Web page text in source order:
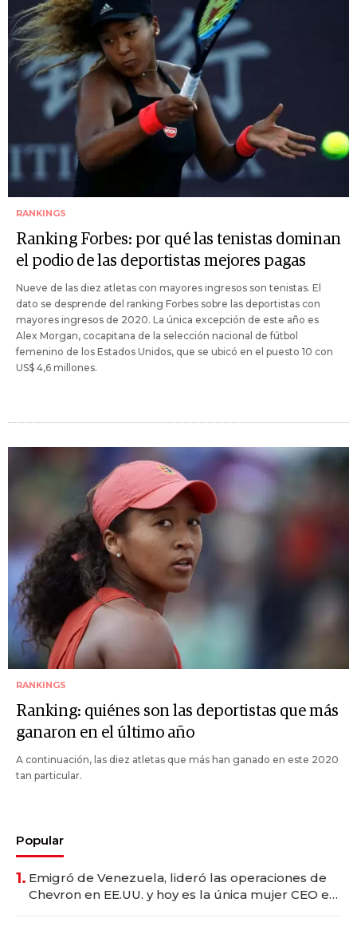
RANKINGS
Ranking Forbes: por qué las tenistas dominan
el podio de las deportistas mejores pagas
Nueve de las diez atletas con mayores ingresos son tenistas. El
dato se desprende del ranking Forbes sobre las deportistas con
mayores ingresos de 2020. La única excepción de este año es
Alex Morgan, cocapitana de la selección nacional de fútbol
femenino de los Estados Unidos, que se ubicó en el puesto 10 con
US$ 4,6 millones.
RANKINGS
Ranking: quiénes son las deportistas que más
ganaron en el último año
A continuación, las diez atletas que más han ganado en este 2020
tan particular.
Popular
1. Emigró de Venezuela, lideró las operaciones de
Chevron en EE.UU. y hoy es la única mujer CEO en